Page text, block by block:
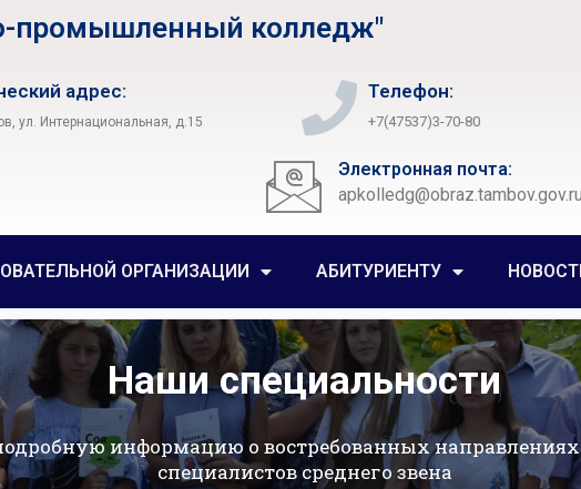
промышленный колледж"
адрес:
ул. Интернациональная, д.15
Телефон:
+7(47537)3-70-80
Электронная почта:
apkolledg@obraz.tambov.gov.ru
ОРГАНИЗАЦИИ АБИТУРИЕНТУ
Наши специальности
информацию о востребованных направлениях
специалистов среднего звена